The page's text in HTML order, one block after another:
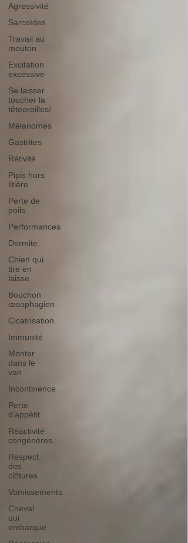
Agressivité
Sarcoïdes
Travail au
mouton
Excitation
excessive
Se laisser
toucher la
têteoreilles/
Mélanomes
Gastrites
Rétivité
Pipis hors
litière
Perte de
poils
Performances
Dermite
Chien qui
tire en
laisse
Bouchon
œsophagien
Cicatrisation
Immunité
Monter
dans le
van
Incontinence
Perte
d'appétit
Réactivité
congénères
Respect
des
clôtures
Vomissements
Cheval
qui
embarque